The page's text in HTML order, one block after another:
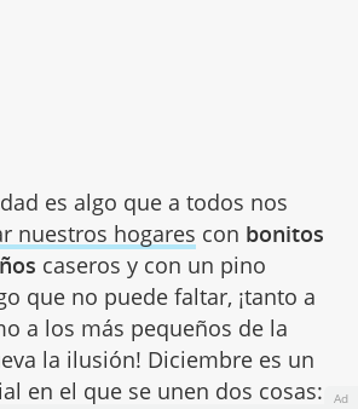
es algo que a todos nos
nuestros hogares con bonitos
caseros y con un pino
que no puede faltar, ¡tanto a
a los más pequeños de la
la ilusión! Diciembre es un
en el que se unen dos cosas:
Ad